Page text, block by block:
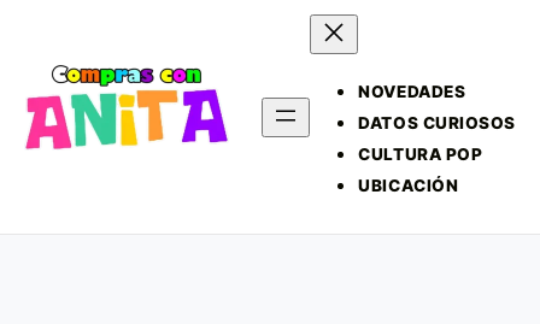
NOVEDADES
DATOS CURIOSOS
CULTURA POP
UBICACIÓN